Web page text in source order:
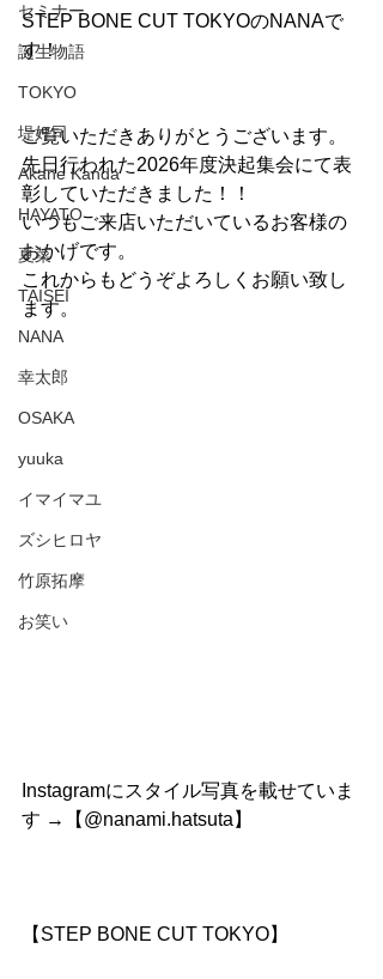
セミナー
誕生物語
TOKYO
堤好司
Akane Kanda
HAYATO
夏菜
TAISEI
NANA
幸太郎
OSAKA
yuuka
イマイマユ
ズシヒロヤ
竹原拓摩
お笑い
STEP BONE CUT TOKYOのNANAで
す！
ご覧いただきありがとうございます。
先日行われた2026年度決起集会にて表
彰していただきました！！
いつもご来店いただいているお客様の
おかげです。
これからもどうぞよろしくお願い致し
ます。
Instagramにスタイル写真を載せていま
す →【@nanami.hatsuta】
【STEP BONE CUT TOKYO】